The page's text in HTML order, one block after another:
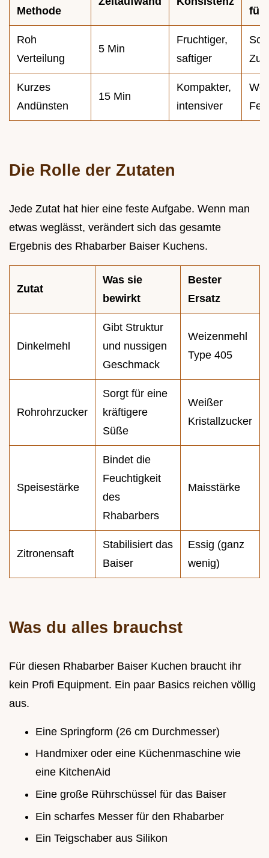
Methode
für
Roh
Verteilung
5 Min
Fruchtiger,
saftiger
Kurzes
Andünsten
15 Min
Kompakter,
intensiver
Die Rolle der Zutaten
Jede Zutat hat hier eine feste Aufgabe. Wenn man
etwas weglässt, verändert sich das gesamte
Ergebnis des Rhabarber Baiser Kuchens.
Zutat
Was sie
bewirkt
Bester
Ersatz
Dinkelmehl
Gibt Struktur
und nussigen
Geschmack
Weizenmehl
Type 405
Rohrohrzucker
Sorgt für eine
kräftigere
Süße
Weißer
Kristallzucker
Speisestärke
Bindet die
Feuchtigkeit
des
Rhabarbers
Maisstärke
Zitronensaft
Stabilisiert das
Baiser
Essig (ganz
wenig)
Was du alles brauchst
Für diesen Rhabarber Baiser Kuchen braucht ihr
kein Profi Equipment. Ein paar Basics reichen völlig
aus.
Eine Springform (26 cm Durchmesser)
Handmixer oder eine Küchenmaschine wie
eine KitchenAid
Eine große Rührschüssel für das Baiser
Ein scharfes Messer für den Rhabarber
Ein Teigschaber aus Silikon